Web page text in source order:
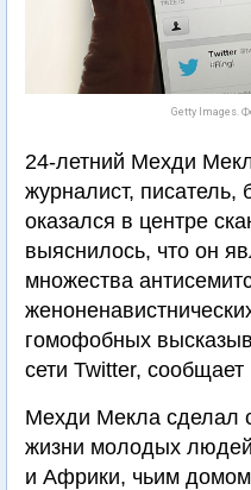
Getty Images.
24-летний Мехди
журналист, писатель,
оказался в центре
выяснилось, что он
множества
гомофобных
сети Twitter, сообщает
Мехди Мекла сделал
жизни молодых
и Африки, чьим